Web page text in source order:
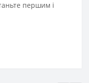
першим і